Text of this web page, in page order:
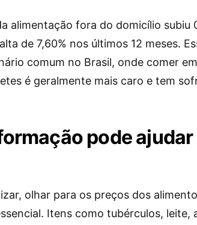
alimentação fora do domicílio subiu
de 7,60% nos últimos 12 meses.
comum no Brasil, onde comer em
é geralmente mais caro e tem
pode ajudar
olhar para os preços dos
Itens como tubérculos, leite,